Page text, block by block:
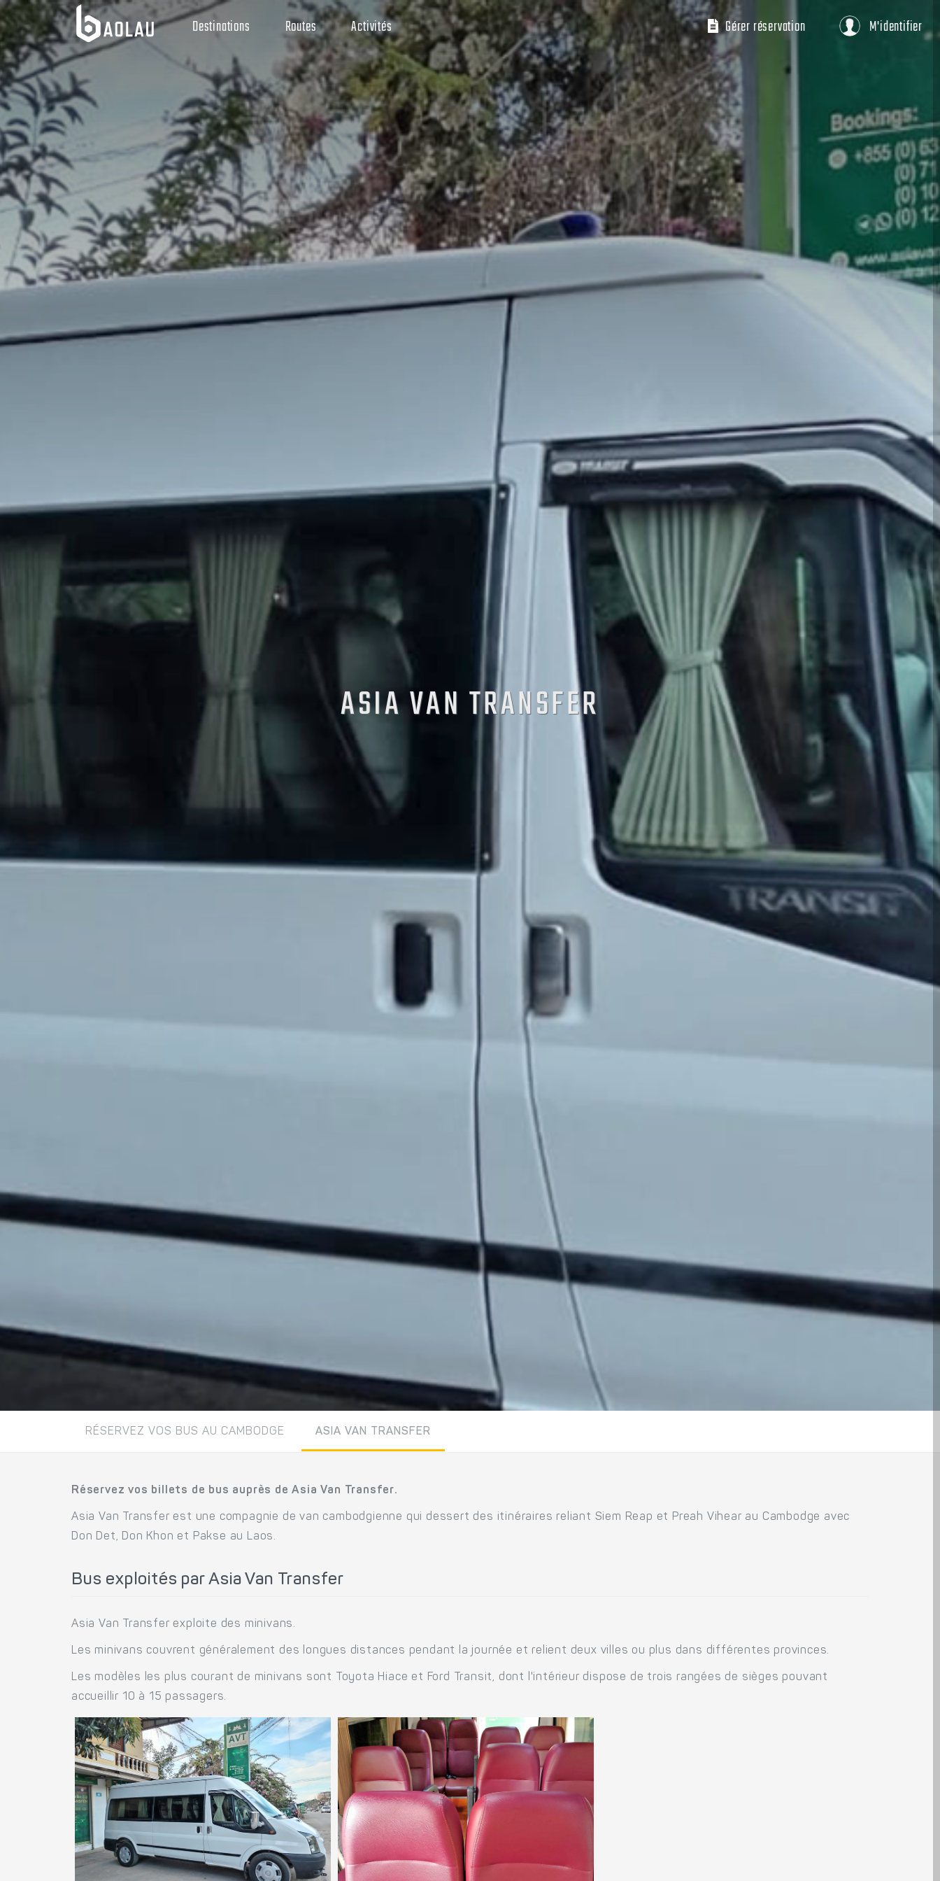
Destinations Routes Activités M'identifier
Gérer réservation
ASIA VAN TRANSFER
RÉSERVEZ VOS BUS AU CAMBODGE ASIA VAN TRANSFER
Réservez vos billets de bus auprès de Asia Van Transfer.
Asia Van Transfer est une compagnie de van cambodgienne qui dessert des itinéraires reliant Siem Reap et Preah Vihear au Cambodge avec
Don Det, Don Khon et Pakse au Laos.
Bus exploités par Asia Van Transfer
Asia Van Transfer exploite des minivans.
Les minivans couvrent généralement des longues distances pendant la journée et relient deux villes ou plus dans différentes provinces.
Les modèles les plus courant de minivans sont Toyota Hiace et Ford Transit, dont l'intérieur dispose de trois rangées de sièges pouvant
accueillir 10 à 15 passagers.